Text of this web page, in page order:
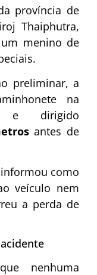
província de
Thaiphutra,
menino de
preliminar, a
na
e dirigido
antes de
como
veículo nem
a perda de
nenhuma